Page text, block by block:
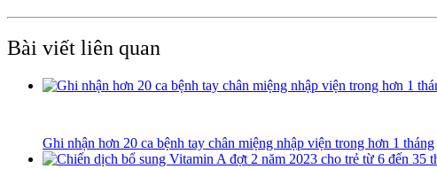
Bài viết liên quan
Ghi nhận hơn 20 ca bệnh tay chân miệng nhập viện trong hơn 1 tháng